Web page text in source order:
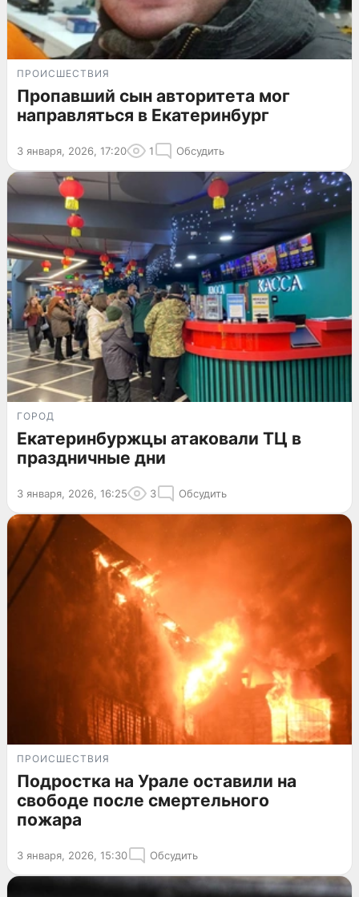
ПРОИСШЕСТВИЯ
Пропавший сын авторитета мог
направляться в Екатеринбург
3 января, 2026, 17:20 1 Обсудить
ГОРОД
Екатеринбуржцы атаковали ТЦ в
праздничные дни
3 января, 2026, 16:25 3 Обсудить
ПРОИСШЕСТВИЯ
Подростка на Урале оставили на
свободе после смертельного
пожара
3 января, 2026, 15:30 Обсудить